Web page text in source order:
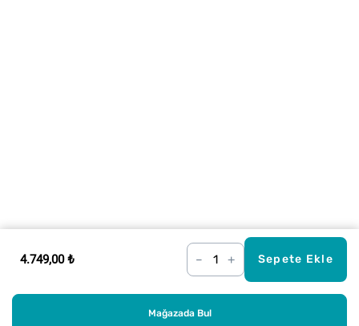
4.749,00 ₺ – + Sepete Ekle
Mağazada Bul